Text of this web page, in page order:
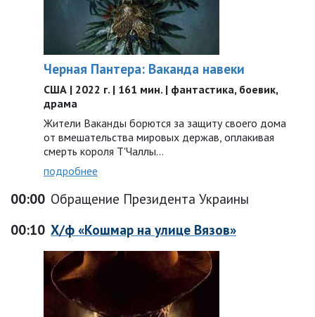
Черная Пантера: Ваканда навеки
США | 2022 г. | 161 мин. | фантастика, боевик,
драма
Жители Ваканды борются за защиту своего дома
от вмешательства мировых держав, оплакивая
смерть короля Т'Чаллы…
подробнее
00:00 Обращение Президента Украины
00:10 Х/ф «Кошмар на улице Вязов»